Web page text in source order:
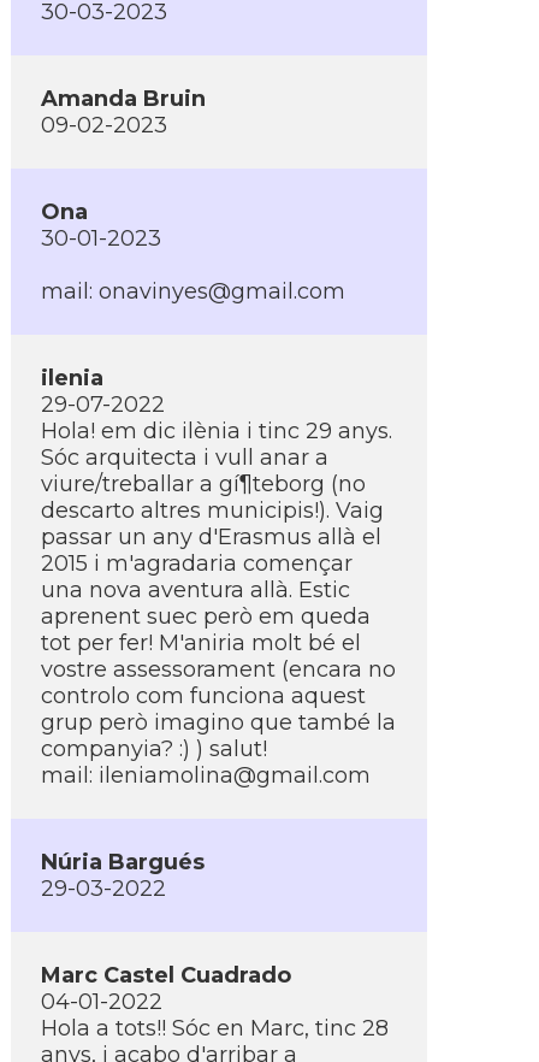
30-03-2023
Amanda Bruin
09-02-2023
Ona
30-01-2023
mail: onavinyes@gmail.com
ilenia
29-07-2022
Hola! em dic ilènia i tinc 29 anys.
Sóc arquitecta i vull anar a
viure/treballar a gí¶teborg (no
descarto altres municipis!). Vaig
passar un any d'Erasmus allà el
2015 i m'agradaria començar
una nova aventura allà. Estic
aprenent suec però em queda
tot per fer! M'aniria molt bé el
vostre assessorament (encara no
controlo com funciona aquest
grup però imagino que també la
companyia? :) ) salut!
mail: ileniamolina@gmail.com
Núria Bargués
29-03-2022
Marc Castel Cuadrado
04-01-2022
Hola a tots!! Sóc en Marc, tinc 28
anys, i acabo d'arribar a